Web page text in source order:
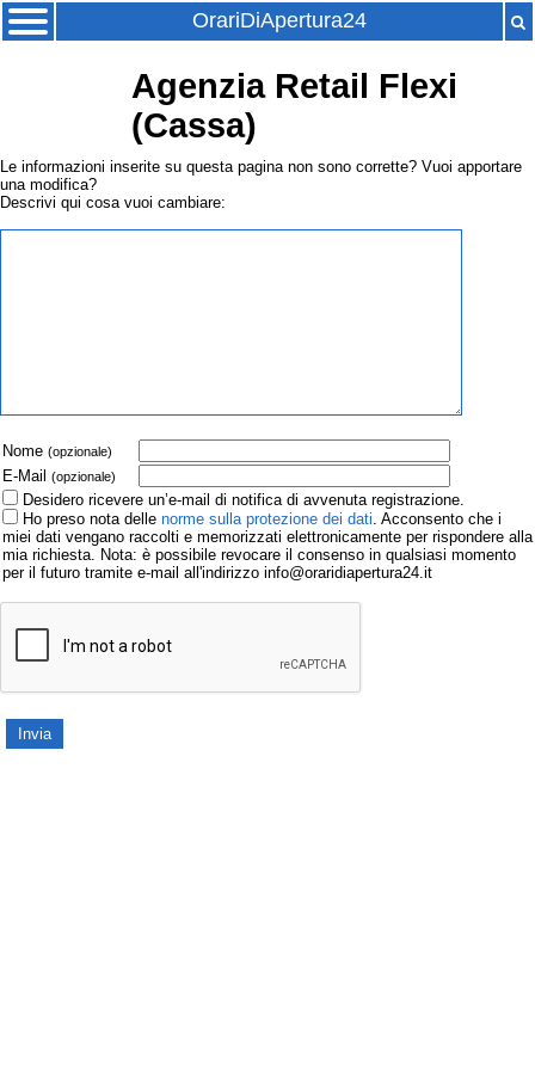
OrariDiApertura24
Agenzia Retail Flexi
(Cassa)
Le informazioni inserite su questa pagina non sono corrette? Vuoi apportare
una modifica?
Descrivi qui cosa vuoi cambiare:
Nome (opzionale)
E-Mail (opzionale)
Desidero ricevere un’e-mail di notifica di avvenuta registrazione.
Ho preso nota delle norme sulla protezione dei dati. Acconsento che i
miei dati vengano raccolti e memorizzati elettronicamente per rispondere alla
mia richiesta. Nota: è possibile revocare il consenso in qualsiasi momento
per il futuro tramite e-mail all'indirizzo info@oraridiapertura24.it